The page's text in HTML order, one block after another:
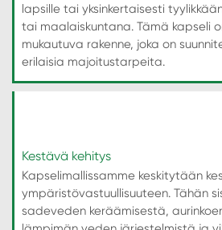
lapsille tai yksinkertaisesti
tai maalaiskuntana. Tämä kapseli
mukautuva rakenne, joka on
erilaisia majoitustarpeita.
Kestävä kehitys
Kapselimallissamme keskitytään
ympäristövastuullisuuteen. Tähän
sadeveden keräämisestä,